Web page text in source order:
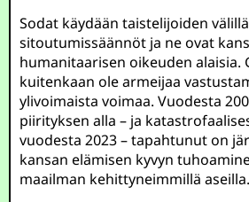
Sodat käydään taistelijoiden
sitoutumissäännöt ja ne ovat
humanitaarisen oikeuden alaisia.
kuitenkaan ole armeijaa
ylivoimaista voimaa. Vuodesta
piirityksen alla – ja
vuodesta 2023 – tapahtunut on
kansan elämisen kyvyn
maailman kehittyneimmillä aseilla.